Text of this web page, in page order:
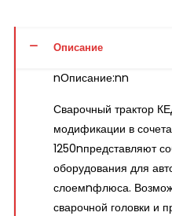
Описание
nОписание:nn
Сварочный трактор
модификации в
1250nпредставляют
оборудования для
слоемnфлюса.
сварочной головки и